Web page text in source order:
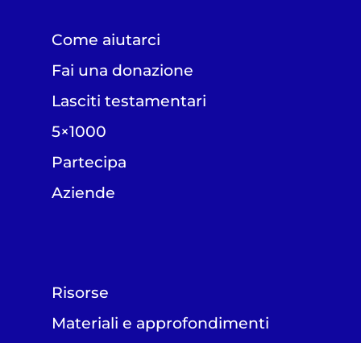
Come aiutarci
Fai una donazione
Lasciti testamentari
5×1000
Partecipa
Aziende
Risorse
Materiali e approfondimenti